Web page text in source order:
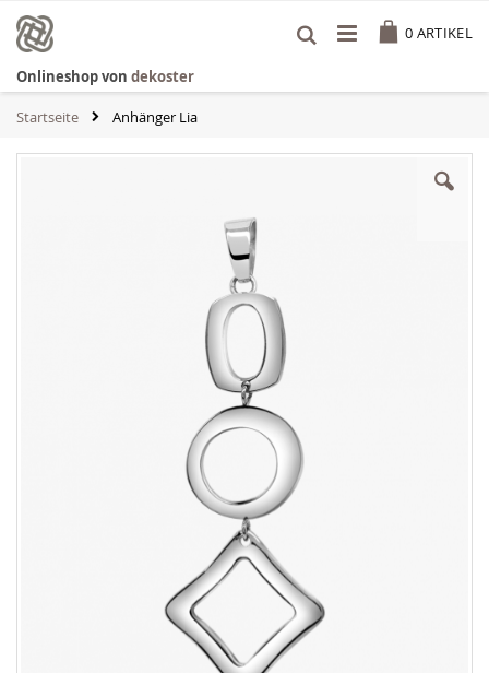
Inhalt
springen
0 ARTIKEL
Onlineshop von dekoster
Startseite Anhänger Lia